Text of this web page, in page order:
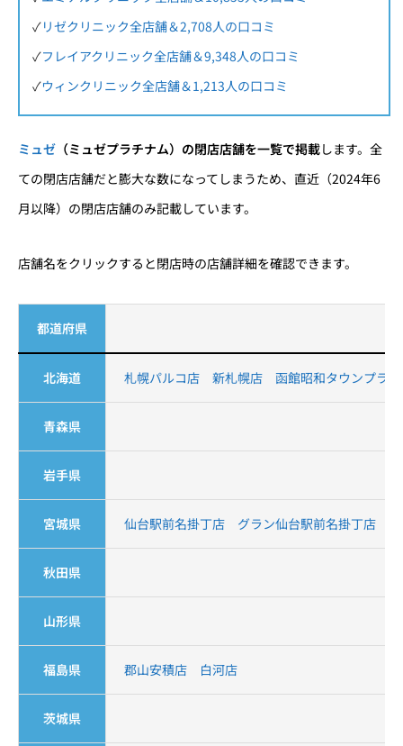
✓リゼクリニック全店舗＆2,708人の口コミ
✓フレイアクリニック全店舗＆9,348人の口コミ
✓ウィンクリニック全店舗＆1,213人の口コミ
ミュゼ （ミュゼプラチナム）の閉店店舗を一覧で掲載します。全
ての閉店店舗だと膨大な数になってしまうため、直近（2024年6
月以降）の閉店店舗のみ記載しています。
店舗名をクリックすると閉店時の店舗詳細を確認できます。
都道府県
北海道 札幌パルコ店 新札幌店 函館昭和タウンプラ
青森県
岩手県
宮城県 仙台駅前名掛丁店 グラン仙台駅前名掛丁店
秋田県
山形県
福島県 郡山安積店 白河店
茨城県